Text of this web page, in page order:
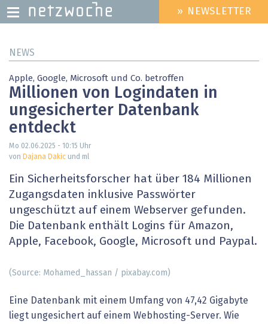
zum
HEADER
MENU
» NEWSLETTER
NEWS
Apple, Google, Microsoft und Co. betroffen
Millionen von Logindaten in
ungesicherter Datenbank
entdeckt
Mo 02.06.2025 - 10:15 Uhr
von Dajana Dakic und ml
Ein Sicherheitsforscher hat über 184 Millionen
Zugangsdaten inklusive Passwörter
ungeschützt auf einem Webserver gefunden.
Die Datenbank enthält Logins für Amazon,
Apple, Facebook, Google, Microsoft und Paypal.
(Source: Mohamed_hassan / pixabay.com)
Eine Datenbank mit einem Umfang von 47,42 Gigabyte
liegt ungesichert auf einem Webhosting-Server. Wie